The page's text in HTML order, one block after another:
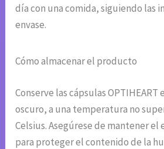
día con una comida, siguiendo las
envase.
Cómo almacenar el producto
Conserve las cápsulas OPTIHEART
oscuro, a una temperatura no
Celsius. Asegúrese de mantener el
para proteger el contenido de la